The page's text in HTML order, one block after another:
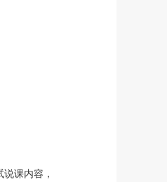
课内容，